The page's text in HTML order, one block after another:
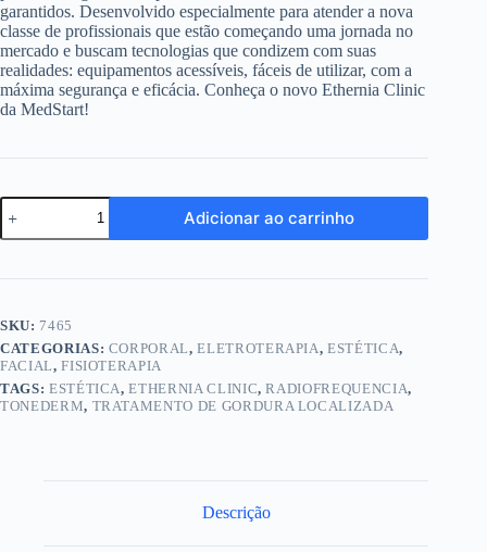
garantidos. Desenvolvido especialmente para atender a nova
classe de profissionais que estão começando uma jornada no
mercado e buscam tecnologias que condizem com suas
realidades: equipamentos acessíveis, fáceis de utilizar, com a
máxima segurança e eficácia. Conheça o novo Ethernia Clinic
da MedStart!
Ethernia
Clinic
-
de
MedStart
quantidade
Adicionar ao carrinho
SKU: 7465
CATEGORIAS: CORPORAL,ELETROTERAPIA,ESTÉTICA,
FACIAL,FISIOTERAPIA
TAGS: ESTÉTICA,ETHERNIA CLINIC,RADIOFREQUENCIA,
TONEDERM, TRATAMENTO DE GORDURA LOCALIZADA
Descrição